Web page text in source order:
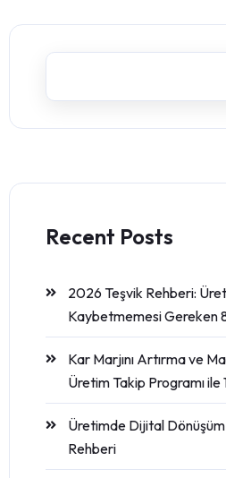
Recent Posts
2026 Teşvik Rehberi:
Kaybetmemesi Gereken
Kar Marjını Artırma ve
Üretim Takip Programı
Üretimde Dijital Dönüşüm
Rehberi